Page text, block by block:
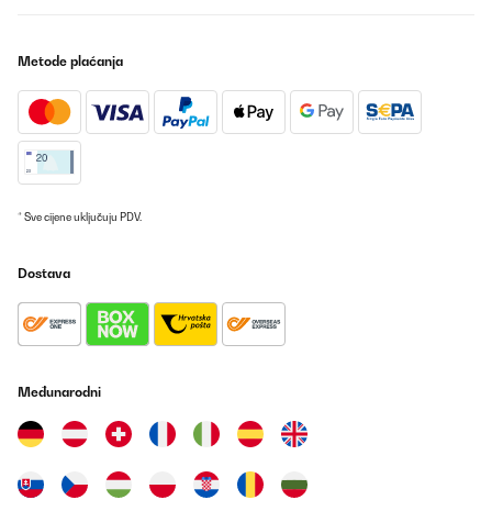
Metode plaćanja
* Sve cijene uključuju PDV.
Dostava
Međunarodni